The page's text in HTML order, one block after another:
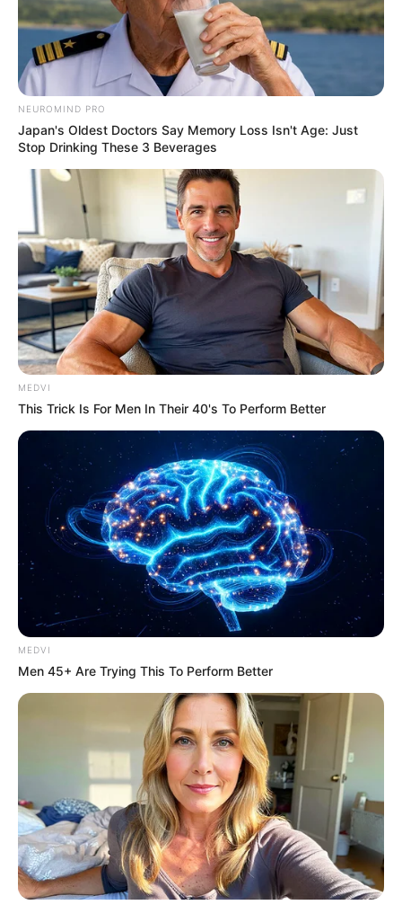
NEUROMIND PRO
Japan's Oldest Doctors Say Memory Loss Isn't Age: Just
Stop Drinking These 3 Beverages
MEDVI
This Trick Is For Men In Their 40's To Perform Better
MEDVI
Men 45+ Are Trying This To Perform Better